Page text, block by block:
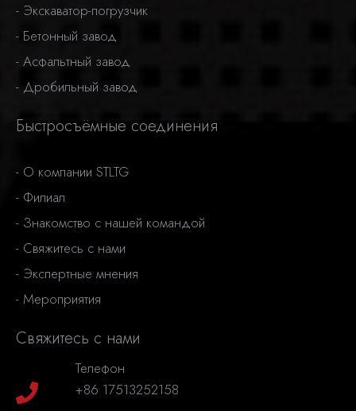
- Экскаватор-погрузчик
- Бетонный завод
- Асфальтный завод
- Дробильный завод
Быстросъёмные соединения
- О компании STLTG
- Филиал
- Знакомство с нашей командой
- Свяжитесь с нами
- Экспертные мнения
- Мероприятия
Свяжитесь с нами
Телефон
+86 17513252158